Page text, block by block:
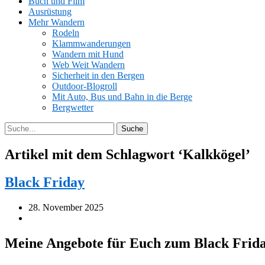
Ausrüstung
Mehr Wandern
Rodeln
Klammwanderungen
Wandern mit Hund
Web Weit Wandern
Sicherheit in den Bergen
Outdoor-Blogroll
Mit Auto, Bus und Bahn in die Berge
Bergwetter
Artikel mit dem Schlagwort ‘Kalkkögel’
Black Friday
28. November 2025
Meine Angebote für Euch zum Black